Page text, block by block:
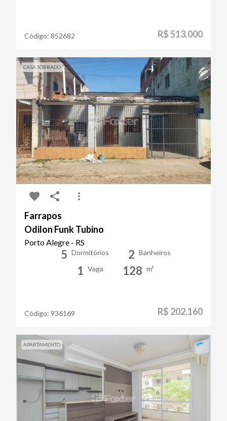
Código: 852682 R$ 513.000
CASA SOBRADO
Farrapos
Odilon Funk Tubino
Porto Alegre - RS
5 Dormitórios 2 Banheiros
1 Vaga 128 m²
Código: 936169 R$ 202.160
APARTAMENTO